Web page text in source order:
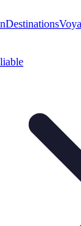
Destinations